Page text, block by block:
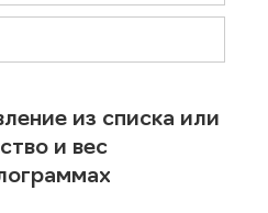
из списка или
и вес